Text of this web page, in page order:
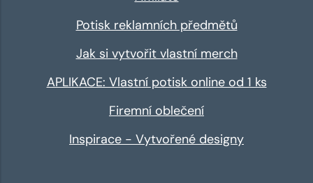
Potisk reklamních předmětů
Jak si vytvořit vlastní merch
APLIKACE: Vlastní potisk online od 1 ks
Firemní oblečení
Inspirace - Vytvořené designy